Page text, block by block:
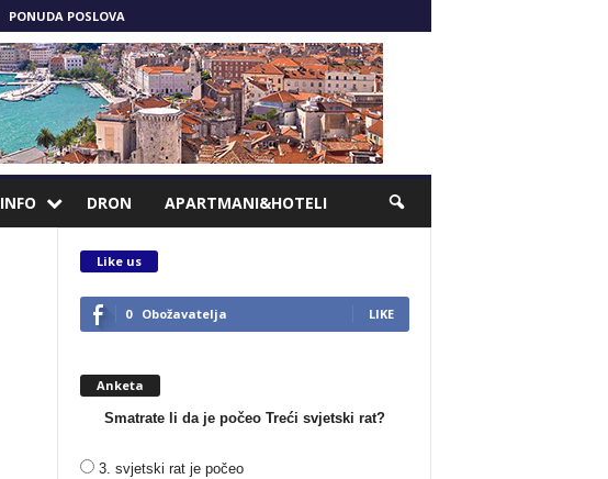
PONUDA POSLOVA
INFO DRON APARTMANI&HOTELI
Like us
0 Obožavatelja LIKE
Anketa
Smatrate li da je počeo Treći svjetski rat?
3. svjetski rat je počeo